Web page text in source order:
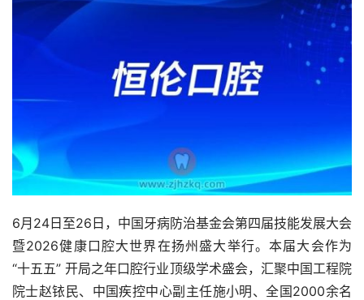
6月24日至26日，中国牙病防治基金会第四届技能发展大会
暨2026健康口腔大世界在扬州盛大举行。本届大会作为
“十五五” 开局之年口腔行业顶级学术盛会，汇聚中国工程院
院士赵铱民、中国疾控中心副主任施小明、全国2000余名